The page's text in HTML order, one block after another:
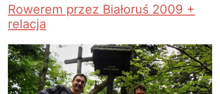
Rowerem przez Białoruś 2009 +
relacja